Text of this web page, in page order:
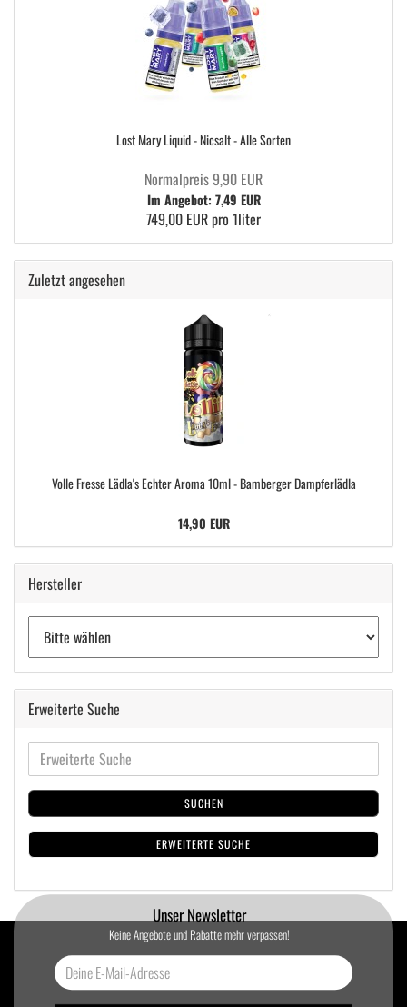
Lost Mary Liquid - Nicsalt - Alle Sorten
Normalpreis 9,90 EUR
Im Angebot: 7,49 EUR
749,00 EUR pro 1liter
Zuletzt angesehen
Volle Fresse Lädla's Echter Aroma 10ml - Bamberger Dampferlädla
14,90 EUR
Hersteller
Erweiterte Suche
SUCHEN
ERWEITERTE SUCHE
Unser Newsletter
Keine Angebote und Rabatte mehr verpassen!